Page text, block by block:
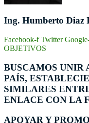
Ing. Humberto Diaz
Facebook-f Twitter
OBJETIVOS
BUSCAMOS UNIR
PAÍS,
SIMILARES
ENLACE CON LA
APOYAR Y